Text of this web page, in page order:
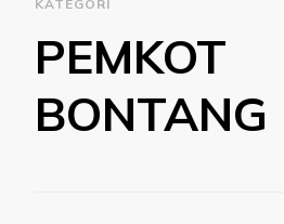
KATEGORI
PEMKOT
BONTANG